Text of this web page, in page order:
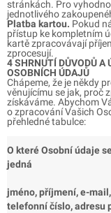
stránkách. Pro
jednotlivého
Platba kartou. Pokud
přístup ke kompletním
kartě zpracovávají
zprocesují.
4 SHRNUTÍ DŮVODŮ A
OSOBNÍCH ÚDAJŮ
Chápeme, že je někdy
věnujícímu se jak, proč
získáváme. Abychom
o zpracování Vašich
přehledné tabulce:
O které Osobní údaje
jedná
jméno, příjmení, e-mail,
telefonní číslo, adresu